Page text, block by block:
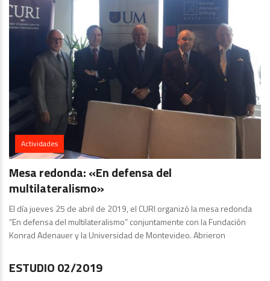
Actividades
Mesa redonda: «En defensa del
multilateralismo»
El día jueves 25 de abril de 2019, el CURI organizó la mesa redonda
“En defensa del multilateralismo” conjuntamente con la Fundación
Konrad Adenauer y la Universidad de Montevideo. Abrieron
Estudios
ESTUDIO 02/2019